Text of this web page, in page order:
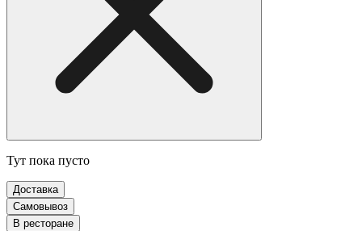
Тут пока пусто
Доставка
Самовывоз
В ресторане